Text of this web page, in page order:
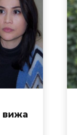
вижа